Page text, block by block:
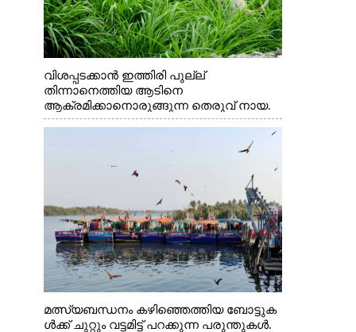
വിശപ്പടക്കാൻ ഇത്തിരി പുല്ല്
തിന്നാനെത്തിയ ആടിനെ
ആക്രമിക്കാനൊരുങ്ങുന്ന തെരുവ് നായ.
എറണാകുളം വാത്തുരുത്തിയിൽ നിന്നുള്ള
മത്സ്യബന്ധനം കഴിഞ്ഞെത്തിയ ബോട്ടുക
ൾക്ക് ചുറ്റും വട്ടമിട്ട് പറക്കുന്ന പരുന്തുകൾ.